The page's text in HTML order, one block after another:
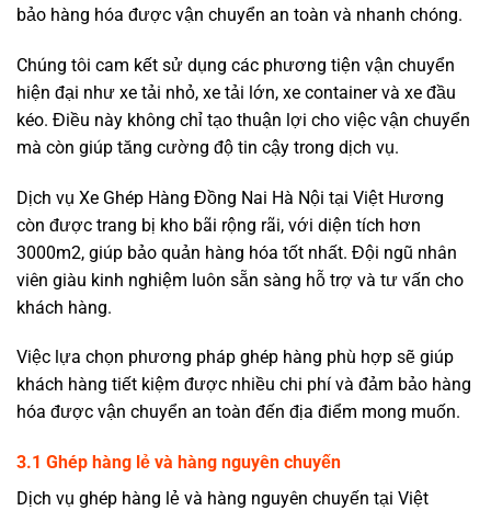
bảo hàng hóa được vận chuyển an toàn và nhanh chóng.
Chúng tôi cam kết sử dụng các phương tiện vận chuyển
hiện đại như xe tải nhỏ, xe tải lớn, xe container và xe đầu
kéo. Điều này không chỉ tạo thuận lợi cho việc vận chuyển
mà còn giúp tăng cường độ tin cậy trong dịch vụ.
Dịch vụ Xe Ghép Hàng Đồng Nai Hà Nội tại Việt Hương
còn được trang bị kho bãi rộng rãi, với diện tích hơn
3000m2, giúp bảo quản hàng hóa tốt nhất. Đội ngũ nhân
viên giàu kinh nghiệm luôn sẵn sàng hỗ trợ và tư vấn cho
khách hàng.
Việc lựa chọn phương pháp ghép hàng phù hợp sẽ giúp
khách hàng tiết kiệm được nhiều chi phí và đảm bảo hàng
hóa được vận chuyển an toàn đến địa điểm mong muốn.
3.1 Ghép hàng lẻ và hàng nguyên chuyến
Dịch vụ ghép hàng lẻ và hàng nguyên chuyến tại Việt